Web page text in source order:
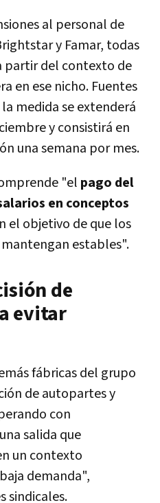
al personal de
y Famar, todas
partir del contexto de
en ese nicho. Fuentes
medida se extenderá
y consistirá en
una semana por mes.
"el pago del
en conceptos
el objetivo de que los
estables".
de
evitar
fábricas del grupo
de autopartes y
con
salida que
un contexto
demanda",
sindicales.